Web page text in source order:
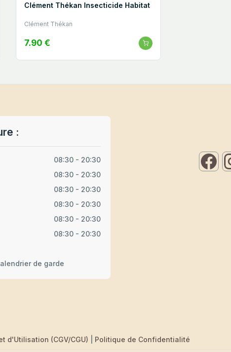
Clément Thékan Insecticide Habitat
Clément Thékan
7.90 €
:
08:30 - 20:30
08:30 - 20:30
08:30 - 20:30
08:30 - 20:30
08:30 - 20:30
08:30 - 20:30
de garde
d'Utilisation (CGV/CGU) Politique de Confidentialité